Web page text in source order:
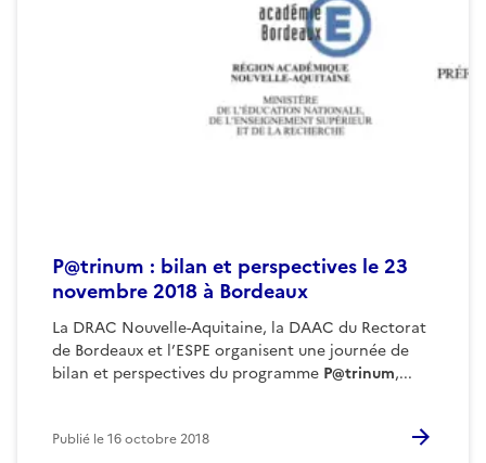
P@trinum : bilan et perspectives le 23
novembre 2018 à Bordeaux
La DRAC Nouvelle-Aquitaine, la DAAC du Rectorat
de Bordeaux et l’ESPE organisent une journée de
bilan et perspectives du programme P@trinum,...
Publié le16 octobre 2018